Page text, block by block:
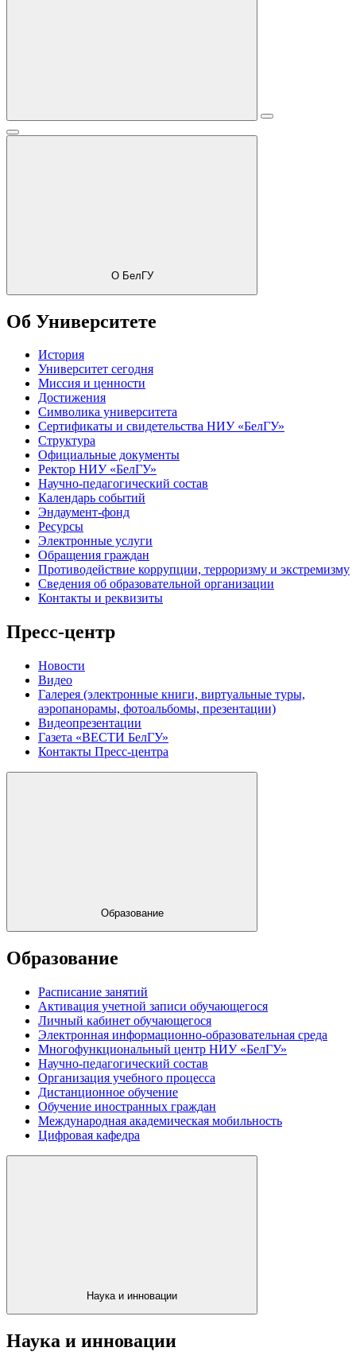
О БелГУ
Об Университете
История
Университет сегодня
Миссия и ценности
Достижения
Символика университета
Сертификаты и свидетельства НИУ «БелГУ»
Структура
Официальные документы
Ректор НИУ «БелГУ»
Научно-педагогический состав
Календарь событий
Эндаумент-фонд
Ресурсы
Электронные услуги
Обращения граждан
Противодействие коррупции, терроризму и экстремизму
Сведения об образовательной организации
Контакты и реквизиты
Пресс-центр
Новости
Видео
Галерея (электронные книги, виртуальные туры,
аэропанорамы, фотоальбомы, презентации)
Видеопрезентации
Газета «ВЕСТИ БелГУ»
Контакты Пресс-центра
Образование
Образование
Расписание занятий
Активация учетной записи обучающегося
Личный кабинет обучающегося
Электронная информационно-образовательная среда
Многофункциональный центр НИУ «БелГУ»
Научно-педагогический состав
Организация учебного процесса
Дистанционное обучение
Обучение иностранных граждан
Международная академическая мобильность
Цифровая кафедра
Наука и инновации
Наука и инновации